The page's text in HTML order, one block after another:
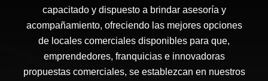
capacitado y dispuesto a brindar asesoría y
acompañamiento, ofreciendo las mejores opciones
de locales comerciales disponibles para que,
emprendedores, franquicias e innovadoras
propuestas comerciales, se establezcan en nuestros